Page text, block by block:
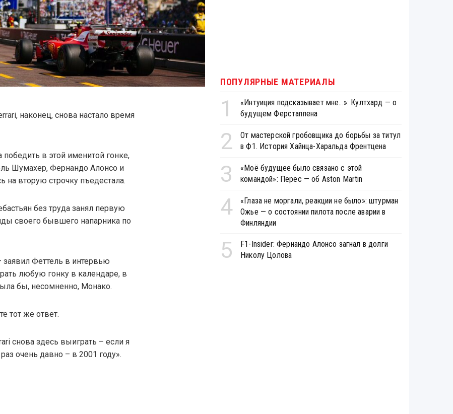
наконец, снова настало время
в этой именитой гонке,
Шумахер, Фернандо Алонсо и
на вторую строчку пъедестала.
без труда занял первую
своего бывшего напарника по
заявил Феттель в интервью
любую гонку в календаре, в
бы, несомненно, Монако.
тот же ответ.
снова здесь выиграть – если я
очень давно – в 2001 году».
ПОПУЛЯРНЫЕ МАТЕРИАЛЫ
1
«Интуиция подсказывает мне...»: Култхард — о
будущем Ферстаппена
2
От мастерской гробовщика до борьбы за титул
в Ф1. История Хайнца-Харальда Френтцена
3
«Моё будущее было связано с этой
командой»: Перес — об Aston Martin
4
«Глаза не моргали, реакции не было»: штурман
Ожье — о состоянии пилота после аварии в
Финляндии
5
F1-Insider: Фернандо Алонсо загнал в долги
Николу Цолова